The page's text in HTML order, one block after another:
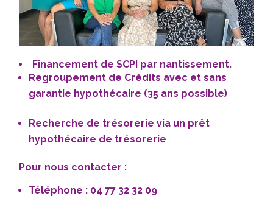
Financement deSCPI par nantissement.
Regroupement de Crédits avec et sans
garantie hypothécaire (35 ans possible)
Recherche de trésorerie via un prêt
hypothécaire de trésorerie
Pour nous contacter :
Téléphone : 04 77 32 32 09